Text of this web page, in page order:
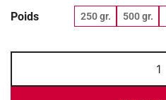
Poids 250 gr. 500 gr.